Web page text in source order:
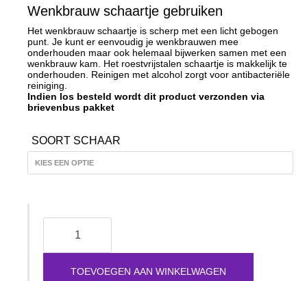
Wenkbrauw schaartje gebruiken
Het wenkbrauw schaartje is scherp met een licht gebogen
punt. Je kunt er eenvoudig je wenkbrauwen mee
onderhouden maar ook helemaal bijwerken samen met een
wenkbrauw kam. Het roestvrijstalen schaartje is makkelijk te
onderhouden. Reinigen met alcohol zorgt voor antibacteriële
reiniging.
Indien los besteld wordt dit product verzonden via
brievenbus pakket
SOORT SCHAAR
Neushaar
wenkbrauw
schaarTOEVOEGEN AAN WINKELWAGEN